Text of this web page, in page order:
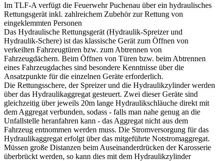
Im TLF-A verfügt die Feuerwehr Puchenau über ein hydraulisches
Rettungsgerät inkl. zahlreichem Zubehör zur Rettung von
eingeklemmten Personen
Das Hydraulische Rettungsgerät (Hydraulik-Spreizer und
Hydraulik-Schere) ist das klassische Gerät zum Öffnen von
verkeilten Fahrzeugtüren bzw. zum Abtrennen von
Fahrzeugdächern. Beim Öffnen von Türen bzw. beim Abtrennen
eines Fahrzeugdaches sind besondere Kenntnisse über die
Ansatzpunkte für die einzelnen Geräte erforderlich.
Die Rettungsschere, der Spreizer und die Hydraulikzylinder werden
über das Hydraulikaggregat gesteuert. Zwei dieser Geräte sind
gleichzeitig über jeweils 20m lange Hydraulikschläuche direkt mit
dem Aggregat verbunden, sodass - falls man nahe genug an die
Unfallstelle heranfahren kann - das Aggregat nicht aus dem
Fahrzeug entnommen werden muss. Die Stromversorgung für das
Hydraulikaggregat erfolgt über das mitgeführte Notstromaggregat.
Müssen große Distanzen beim Auseinanderdrücken der Karosserie
überbrückt werden, so kann dies mit dem Hydraulikzylinder